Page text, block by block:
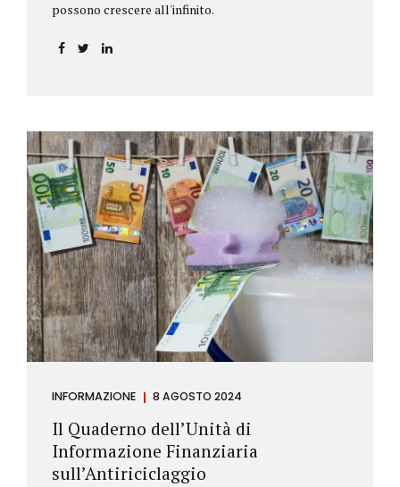
possono crescere all'infinito.
INFORMAZIONE 8 AGOSTO 2024
Il Quaderno dell’Unità di
Informazione Finanziaria
sull’Antiriciclaggio